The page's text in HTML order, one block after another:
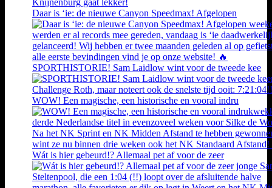
Daar is ‘ie: de nieuwe Canyon Speedmax! Afgelopen
SPORTHISTORIE! Sam Laidlow wint voor de tweede kee
WOW! Een magische, een historische en vooral indru
Wát is hier gebeurd!? Allemaal pet af voor de zeer